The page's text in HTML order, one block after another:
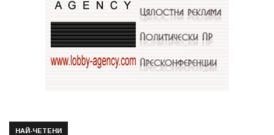
НАЙ-ЧЕТЕНИ